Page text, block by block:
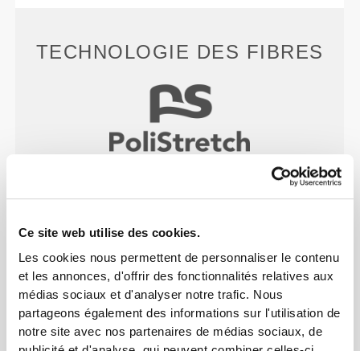
Ce site web utilise des cookies.
Les cookies nous permettent de personnaliser le contenu
et les annonces, d'offrir des fonctionnalités relatives aux
médias sociaux et d'analyser notre trafic. Nous
partageons également des informations sur l'utilisation de
notre site avec nos partenaires de médias sociaux, de
TECHNOLOGIE DES FIBRES
PoliStretch© est notre technologie de fibre très
polyvalente, mise au point en laboratoire, qui t'offre
d'élasticité pour de meilleures performances, un
meilleur maintien et un plus grand confort.
PoliStretch© te garde au sec et au frais et permet
une grande liberté de mouvement.